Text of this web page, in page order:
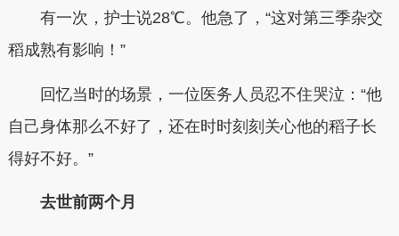
有一次，护士说28℃。他急了，“这对第三季杂交
稻成熟有影响！”
回忆当时的场景，一位医务人员忍不住哭泣：“他
自己身体那么不好了，还在时时刻刻关心他的稻子长
得好不好。”
去世前两个月